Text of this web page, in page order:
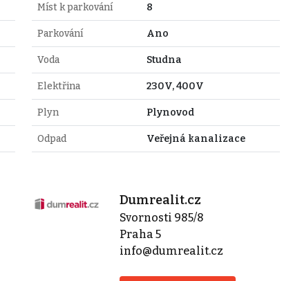
Míst k parkování 8
Parkování Ano
Voda Studna
Elektřina 230V, 400V
Plyn Plynovod
Odpad Veřejná kanalizace
Dumrealit.cz
Svornosti 985/8
Praha 5
info@dumrealit.cz